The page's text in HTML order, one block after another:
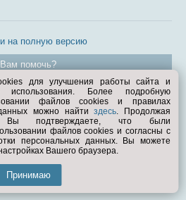
на полную версию
Вам помочь?
1998—2026
для улучшения работы сайта и
использования. Более подробную
файлов cookies и правилах
можно найтиздесь. Продолжая
Вы подтверждаете, что были
файлов cookies и согласны с
персональных данных. Вы можете
Вашего браузера.
Принимаю